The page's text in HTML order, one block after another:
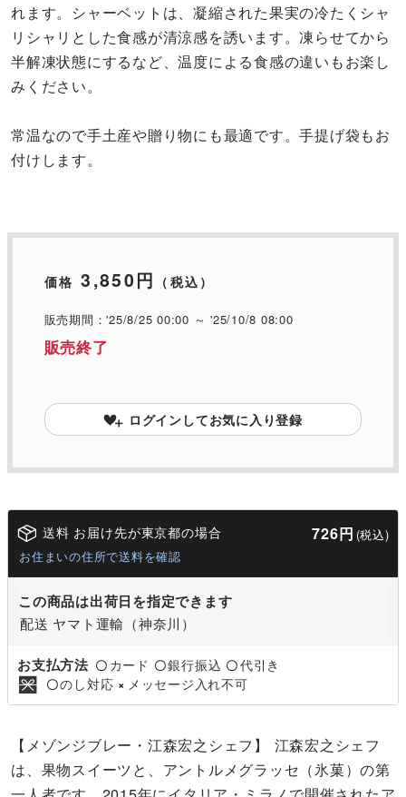
れます。シャーベットは、凝縮された果実の冷たくシャ
リシャリとした食感が清涼感を誘います。凍らせてから
半解凍状態にするなど、温度による食感の違いもお楽し
みください。
常温なので手土産や贈り物にも最適です。手提げ袋もお
付けします。
価格 3,850円 （税込）
販売期間：'25/8/25 00:00 ～ '25/10/8 08:00
販売終了
ログインしてお気に入り登録
送料 お届け先が東京都の場合 726円 (税込)
お住まいの住所で送料を確認
この商品は出荷日を指定できます
配送 ヤマト運輸（神奈川）
お支払方法 〇 カード 〇銀行振込 〇代引き
〇のし対応 × メッセージ入れ不可
【メゾンジブレー・江森宏之シェフ】 江森宏之シェフ
は、果物スイーツと、アントルメグラッセ（氷菓）の第